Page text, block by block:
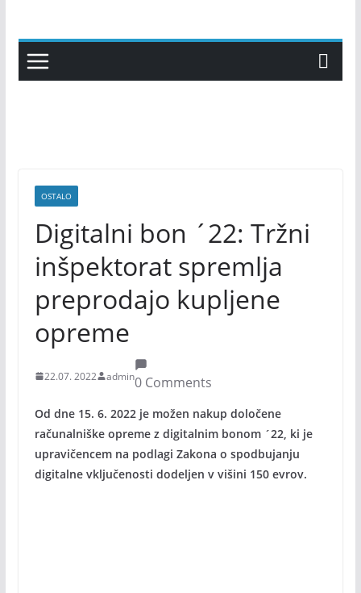
content
OSTALO
Digitalni bon ´22: Tržni
inšpektorat spremlja
preprodajo kupljene
opreme
22.07. 2022 admin0 Comments
Od dne 15. 6. 2022 je možen nakup določene
računalniške opreme z digitalnim bonom ´22, ki je
upravičencem na podlagi Zakona o spodbujanju
digitalne vključenosti dodeljen v višini 150 evrov.